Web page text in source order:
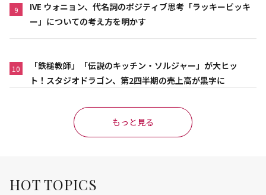
9
IVE ウォニョン、代名詞のポジティブ思考「ラッキービッキ
ー」についての考え方を明かす
10
「鉄槌教師」「伝説のキッチン・ソルジャー」が大ヒッ
ト！スタジオドラゴン、第2四半期の売上高が黒字に
もっと見る
HOT TOPICS